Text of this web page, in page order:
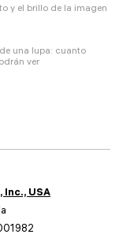
y el brillo de la imagen
una lupa: cuanto
ver
Inc., USA